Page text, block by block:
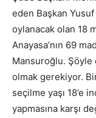
eden Başkan
oylanacak olan 18
Anayasa’nın 69
Mansuroğlu. Şöyle
olmak gerekiyor.
seçilme yaşı 18’e
yapmasına karşı